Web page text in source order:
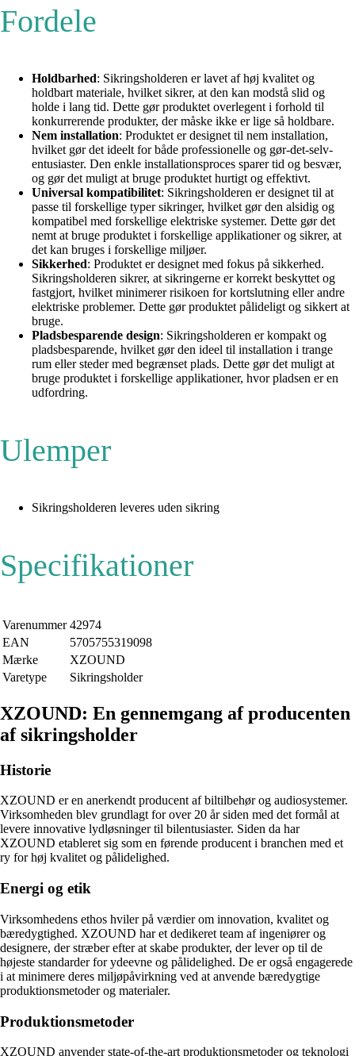
Fordele
Holdbarhed: Sikringsholderen er lavet af høj kvalitet og
holdbart materiale, hvilket sikrer, at den kan modstå slid og
holde i lang tid. Dette gør produktet overlegent i forhold til
konkurrerende produkter, der måske ikke er lige så holdbare.
Nem installation: Produktet er designet til nem installation,
hvilket gør det ideelt for både professionelle og gør-det-selv-
entusiaster. Den enkle installationsproces sparer tid og besvær,
og gør det muligt at bruge produktet hurtigt og effektivt.
Universal kompatibilitet: Sikringsholderen er designet til at
passe til forskellige typer sikringer, hvilket gør den alsidig og
kompatibel med forskellige elektriske systemer. Dette gør det
nemt at bruge produktet i forskellige applikationer og sikrer, at
det kan bruges i forskellige miljøer.
Sikkerhed: Produktet er designet med fokus på sikkerhed.
Sikringsholderen sikrer, at sikringerne er korrekt beskyttet og
fastgjort, hvilket minimerer risikoen for kortslutning eller andre
elektriske problemer. Dette gør produktet pålideligt og sikkert at
bruge.
Pladsbesparende design: Sikringsholderen er kompakt og
pladsbesparende, hvilket gør den ideel til installation i trange
rum eller steder med begrænset plads. Dette gør det muligt at
bruge produktet i forskellige applikationer, hvor pladsen er en
udfordring.
Ulemper
Sikringsholderen leveres uden sikring
Specifikationer
Varenummer 42974
EAN
5705755319098
Mærke
XZOUND
Varetype
Sikringsholder
XZOUND: En gennemgang af producenten
af sikringsholder
Historie
XZOUND er en anerkendt producent af biltilbehør og audiosystemer.
Virksomheden blev grundlagt for over 20 år siden med det formål at
levere innovative lydløsninger til bilentusiaster. Siden da har
XZOUND etableret sig som en førende producent i branchen med et
ry for høj kvalitet og pålidelighed.
Energi og etik
Virksomhedens ethos hviler på værdier om innovation, kvalitet og
bæredygtighed. XZOUND har et dedikeret team af ingeniører og
designere, der stræber efter at skabe produkter, der lever op til de
højeste standarder for ydeevne og pålidelighed. De er også engagerede
i at minimere deres miljøpåvirkning ved at anvende bæredygtige
produktionsmetoder og materialer.
Produktionsmetoder
XZOUND anvender state-of-the-art produktionsmetoder og teknologi